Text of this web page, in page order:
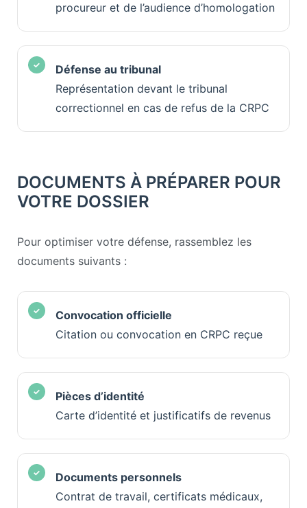
procureur et de l’audience d’homologation
Défense au tribunal
Représentation devant le tribunal
correctionnel en cas de refus de la CRPC
DOCUMENTS À PRÉPARER POUR
VOTRE DOSSIER
Pour optimiser votre défense, rassemblez les
documents suivants :
Convocation officielle
Citation ou convocation en CRPC reçue
Pièces d’identité
Carte d’identité et justificatifs de revenus
Documents personnels
Contrat de travail, certificats médicaux,